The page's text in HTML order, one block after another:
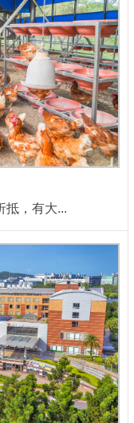
抵，有大...